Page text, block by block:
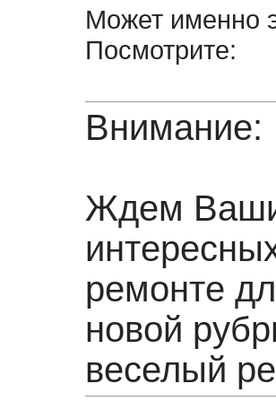
Может именно
Посмотрите:
Внимание:
Ждем
ремонте
новой
веселый